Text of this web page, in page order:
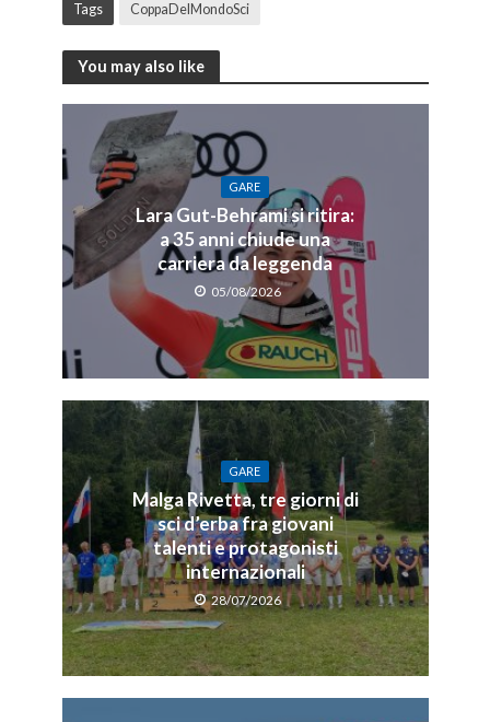
Tags CoppaDelMondoSci
You may also like
GARE
Lara Gut-Behrami si ritira:
a 35 anni chiude una
carriera da leggenda
05/08/2026
GARE
Malga Rivetta, tre giorni di
sci d’erba fra giovani
talenti e protagonisti
internazionali
28/07/2026